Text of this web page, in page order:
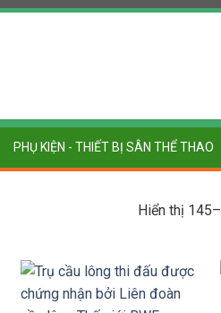
PHỤ KIỆN - THIẾT BỊ SÂN THỂ THAO
Hiển thị